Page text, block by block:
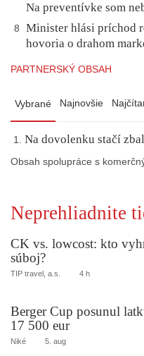
Na preventívke som
8
Minister hlási príchod
hovoria o drahom
PARTNERSKÝ OBSAH
Vybrané Najnovšie
Na dovolenku stačí
Obsah spolupráce s
Neprehliadnite
CK vs. lowcost: kto
súboj?
TIP travel, a.s. 4 h
Berger Cup posunul
17 500 eur
Niké 5. aug